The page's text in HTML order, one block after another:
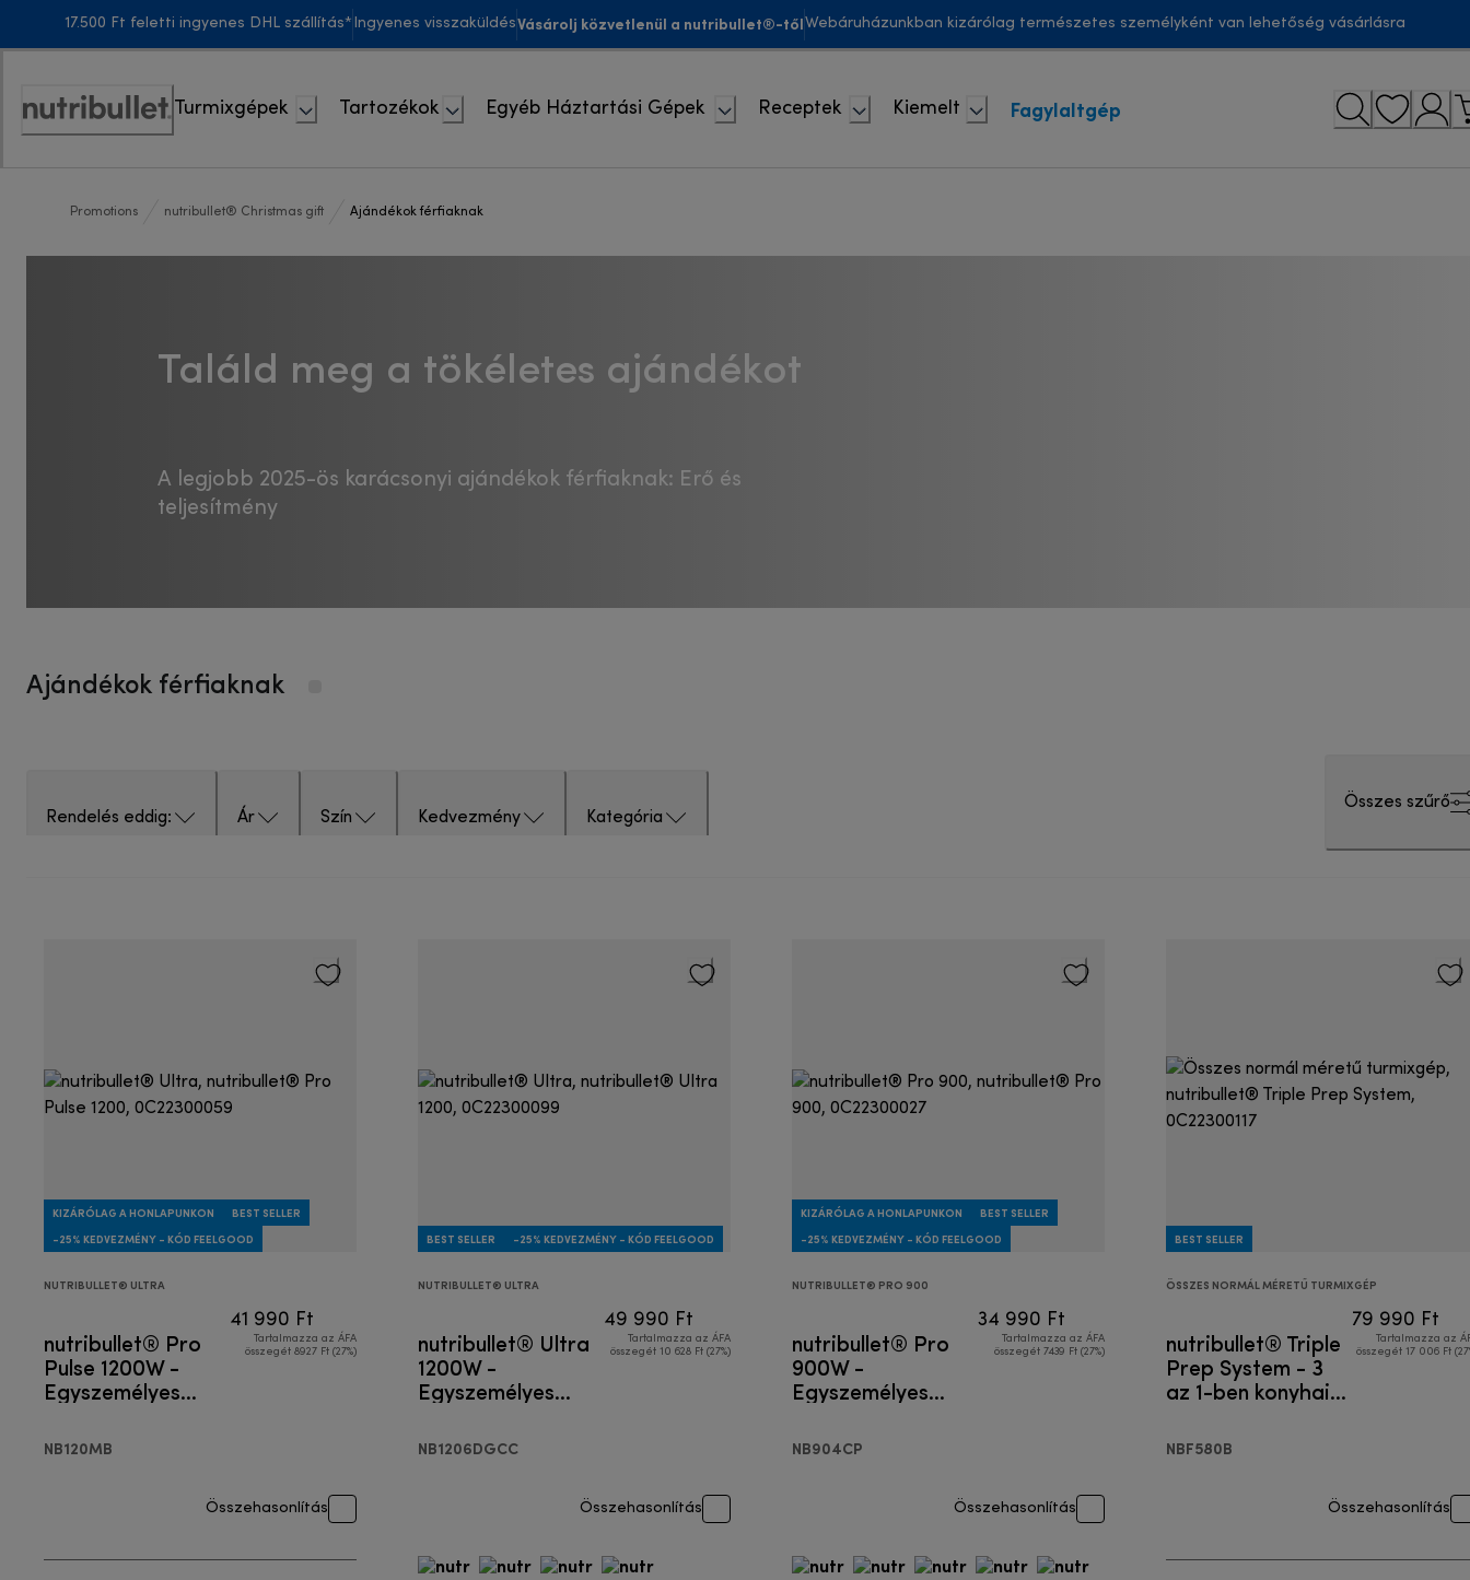
17.500 Ft feletti ingyenes DHL szállítás* Ingyenes visszaküldésVásárolj közvetlenül a nutribullet®-tőlWebáruházunkban kizárólag természetes személyként van lehetőség vásárlásra
Accessibility
Turmixgépek Tartozékok Egyéb Háztartási Gépek Receptek Kiemelt Fagylaltgép
Promotions nutribullet® Christmas gift Ajándékok férfiaknak
Találd meg a tökéletes ajándékot
A legjobb 2025-ös karácsonyi ajándékok férfiaknak: Erő és
teljesítmény
Ajándékok férfiaknak
Rendelés eddig: Ár Szín Kedvezmény Kategória
Összes szűrő
KIZÁRÓLAG A HONLAPUNKON
BEST SELLER
-25% KEDVEZMÉNY - KÓD FEELGOOD
NUTRIBULLET® ULTRA
nutribullet® Pro
Pulse 1200W -
Egyszemélyes
NB120MB
41 990 Ft
Tartalmazza az ÁFA
összegét 8927 Ft (27%)
Összehasonlítás
BEST SELLER -25% KEDVEZMÉNY - KÓD FEELGOOD
NUTRIBULLET® ULTRA
nutribullet® Ultra
1200W -
Egyszemélyes
NB1206DGCC
49 990 Ft
Tartalmazza az ÁFA
összegét 10 628 Ft (27%)
Összehasonlítás
KIZÁRÓLAG A HONLAPUNKON
BEST SELLER
-25% KEDVEZMÉNY - KÓD FEELGOOD
NUTRIBULLET® PRO 900
nutribullet® Pro
900W -
Egyszemélyes
NB904CP
34 990 Ft
Tartalmazza az ÁFA
összegét 7439 Ft (27%)
Összehasonlítás
BEST SELLER
ÖSSZES NORMÁL MÉRETŰ TURMIXGÉP
nutribullet® Triple
Prep System - 3
az 1-ben konyhai
NBF580B
79 990 Ft
Tartalmazza az
összegét 17 006 Ft
Összehasonlítás